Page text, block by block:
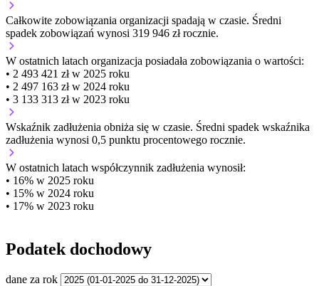
Całkowite zobowiązania organizacji spadają w czasie. Średni
spadek zobowiązań wynosi 319 946 zł rocznie.
W ostatnich latach organizacja posiadała zobowiązania o wartości:
• 2 493 421 zł w 2025 roku
• 2 497 163 zł w 2024 roku
• 3 133 313 zł w 2023 roku
Wskaźnik zadłużenia obniża się w czasie. Średni spadek wskaźnika
zadłużenia wynosi 0,5 punktu procentowego rocznie.
W ostatnich latach współczynnik zadłużenia wynosił:
• 16% w 2025 roku
• 15% w 2024 roku
• 17% w 2023 roku
Podatek dochodowy
dane za rok